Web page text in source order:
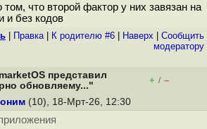
том, что второй фактор у них завязан на
и без кодов
Правка| К родителю #6 Наверх
Cообщить
модератору
представил
обновляему..."
+ / –
(10), 18-Мрт-26, 12:30